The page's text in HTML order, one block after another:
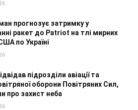
прогнозує затримку у
ракет до Patriot на тлі мирних
по Україні
підрозділи авіації та
оборони Повітряних Сил,
про захист неба